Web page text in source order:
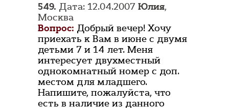
549. Дата: 12.04.2007 Юлия,
Москва
Вопрос: Добрый вечер! Хочу
приехать к Вам в июне с двумя
детьми 7 и 14 лет. Меня
интересует двухместный
однокомнатный номер с доп.
местом для младшего.
Напишите, пожалуйста, что
есть в наличие из данного